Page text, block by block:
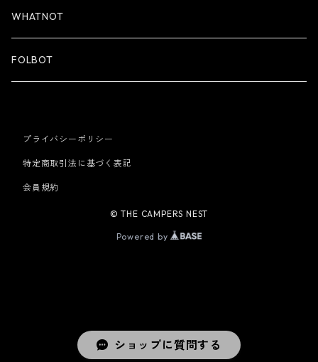
ショップに質問する
WHATNOT
FOLBOT
プライバシーポリシー
特定商取引法に基づく表記
会員規約
© THE CAMPERS NEST
Powered by